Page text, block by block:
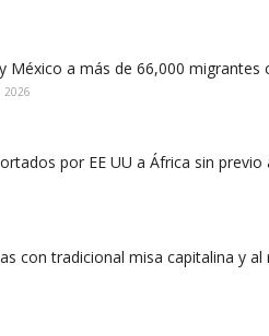
México a más de 66,000
2026
por EE UU a África sin previo
con tradicional misa capitalina y